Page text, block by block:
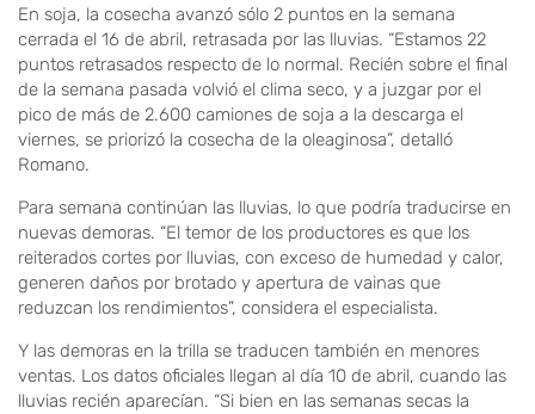
En soja, la cosecha avanzó sólo 2 puntos en la semana
cerrada el 16 de abril, retrasada por las lluvias. “Estamos 22
puntos retrasados respecto de lo normal. Recién sobre el final
de la semana pasada volvió el clima seco, y a juzgar por el
pico de más de 2.600 camiones de soja a la descarga el
viernes, se priorizó la cosecha de la oleaginosa”, detalló
Romano.
Para semana continúan las lluvias, lo que podría traducirse en
nuevas demoras. “El temor de los productores es que los
reiterados cortes por lluvias, con exceso de humedad y calor,
generen daños por brotado y apertura de vainas que
reduzcan los rendimientos”, considera el especialista.
Y las demoras en la trilla se traducen también en menores
ventas. Los datos oficiales llegan al día 10 de abril, cuando las
lluvias recién aparecían. “Si bien en las semanas secas la